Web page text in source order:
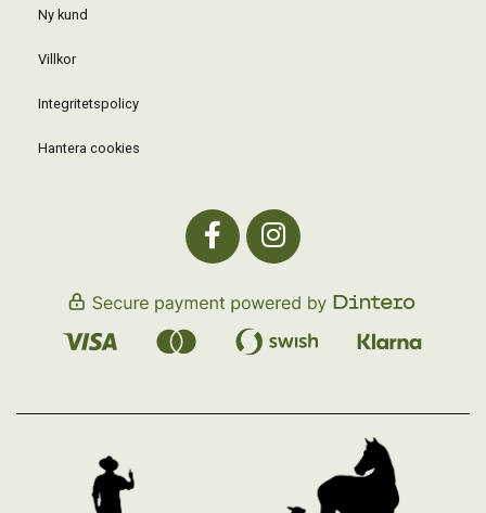
Ny kund
Villkor
Integritetspolicy
Hantera cookies